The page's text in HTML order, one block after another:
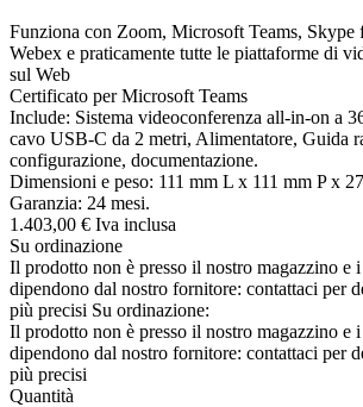
Funziona con Zoom, Microsoft Teams, Skype
Webex e praticamente tutte le piattaforme di
sul Web
Certificato per Microsoft Teams
Include: Sistema videoconferenza all-in-on a
cavo USB-C da 2 metri, Alimentatore, Guida
configurazione, documentazione.
Dimensioni e peso: 111 mm L x 111 mm P x
Garanzia: 24 mesi.
1.403,00 € Iva inclusa
Su ordinazione
Il prodotto non è presso il nostro magazzino e
dipendono dal nostro fornitore: contattaci per
più precisi Su ordinazione:
Il prodotto non è presso il nostro magazzino e
dipendono dal nostro fornitore: contattaci per
più precisi
Quantità